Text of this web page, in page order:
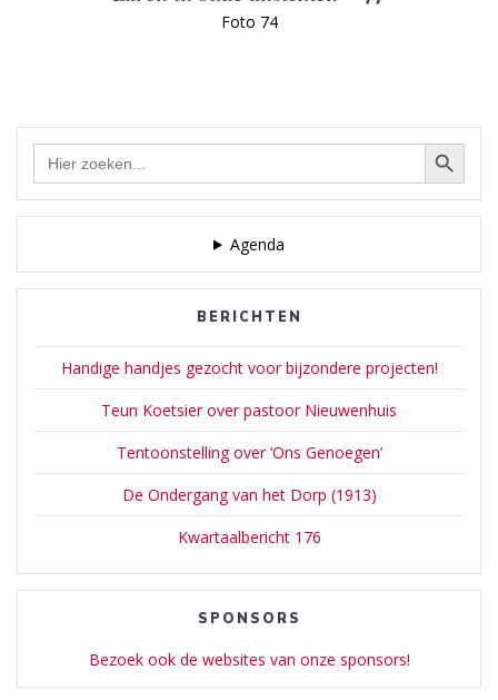
Foto 74
Zoek Zoekknop
Agenda
BERICHTEN
Handige handjes gezocht voor bijzondere projecten!
Teun Koetsier over pastoor Nieuwenhuis
Tentoonstelling over ‘Ons Genoegen’
De Ondergang van het Dorp (1913)
Kwartaalbericht 176
SPONSORS
Bezoek ook de websites van onze sponsors!